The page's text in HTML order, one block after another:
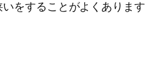
をすることがよくあります